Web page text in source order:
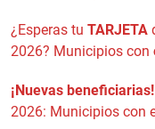
¿Esperas tu TARJETA
2026? Municipios con
¡Nuevas beneficiarias!
2026: Municipios con